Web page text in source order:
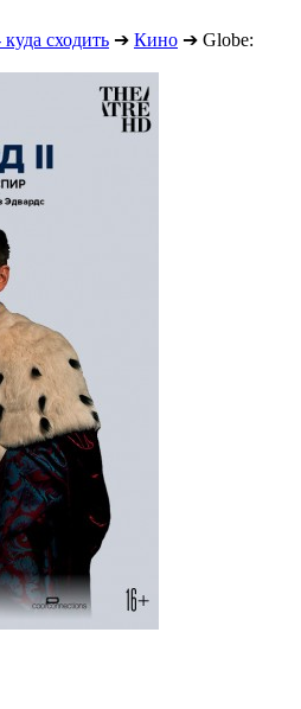
сходить ➔ Кино ➔ Globe: